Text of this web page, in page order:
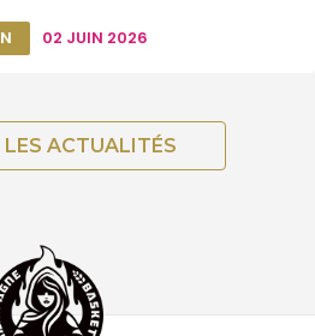
02 JUIN 2026
ACTUALITÉS